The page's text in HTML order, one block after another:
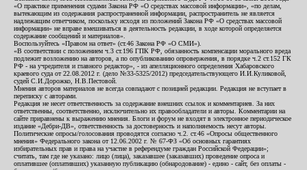
«О практике применения судами Закона РФ «О средствах массовой информации», «по делам,
вытекающим из содержания распространенной информации, распространитель не является
надлежащим ответчиком, поскольку исходя из положений Закона РФ «О средствах массовой
информации» не вправе вмешиваться в деятельность редакции, в ходе которой определяется
содержание сообщений и материалов».
Воспользуйтесь «Правом на ответ» (ст.46 Закона РФ «О СМИ»).
«В соответствии с положением ч.3 ст.196 ГПК РФ, обязанность компенсации морального вреда
подлежит возложению на авторов, а по опубликованию опровержения, в порядке ч.2 ст.152 ГК
РФ - на учредителя и главного редактор», - из апелляционного определения Хабаровского
краевого суда от 22.08.2012 г. (дело №33-5325/2012) председательствующего И.И.Куликовой,
судей С.И.Дорожко, Н.В.Пестовой.
Мнения авторов материалов не всегда совпадают с позицией редакции. Редакция не вступает в
переписку с авторами.
Редакция не несет ответственность за содержание внешних ссылок и комментариев. За них
ответственны, соответственно, исключительно их правообладатели и авторы. Комментарии на
сайте приравнены к выражению мнения. Блоги и форум не входят в электронное периодическое
издание «Дебри-ДВ», ответственность за достоверность и наполняемость несут авторы.
Политические опросы/голосования проводятся согласно ч.2. ст.46 «Опросы общественного
мнения» Федерального закона от 12.06.2002 г. № 67-ФЗ «Об основных гарантиях
избирательных прав и права на участие в референдуме граждан Российской Федерации»;
считать, там где не указано: лицо (лица), заказавшее (заказавших) проведение опроса и
оплатившее (оплативших) указанную публикацию (обнародование) - едино - сайт, без оплаты -